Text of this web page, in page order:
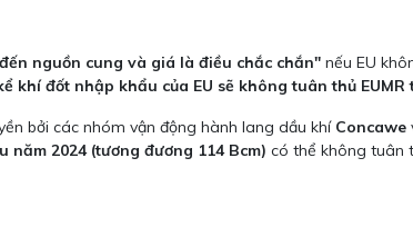
nguồn cung và giá là điều chắc chắn" nếu EU
khí đốt nhập khẩu của EU sẽ không tuân thủ EUMR
bởi các nhóm vận động hành lang dầu khí Concawe
năm 2024 (tương đương 114 Bcm) có thể không tuân